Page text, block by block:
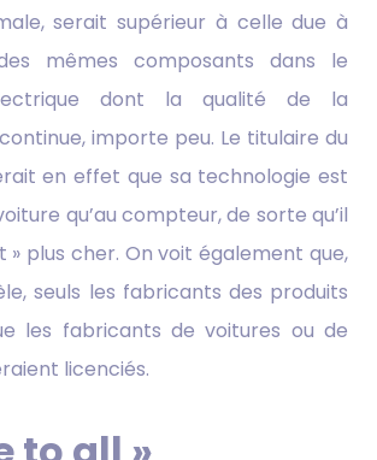
serait supérieur à celle due à
mêmes composants dans le
dont la qualité de la
importe peu. Le titulaire du
en effet que sa technologie est
qu’au compteur, de sorte qu’il
» plus cher. On voit également que,
seuls les fabricants des produits
les fabricants de voitures ou de
licenciés.